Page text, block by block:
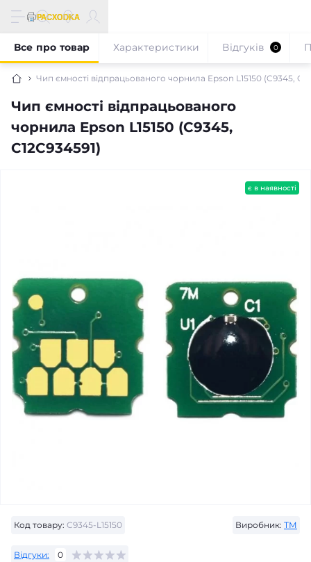
Чип ємності відпрацьованого чорнила Epson L15150 (C9345,
Чип ємності відпрацьованого
чорнила Epson L15150 (C9345,
C12C934591)
Все про товар Характеристики Відгуків 0
є в наявності
Код товару: C9345-L15150 Виробник: ТМ
Відгуки: 0